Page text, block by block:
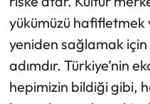
yükümüzü hafifletmek
yeniden sağlamak için
adımdır. Türkiye’nin
hepimizin bildiği gibi,